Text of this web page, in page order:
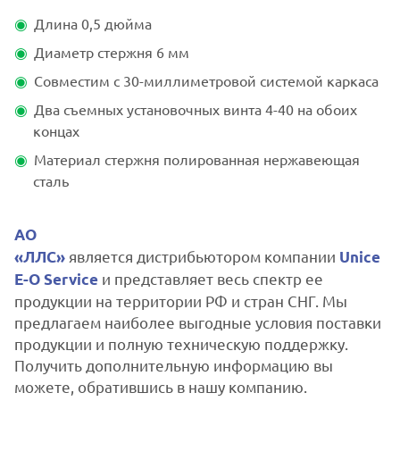
Длина 0,5 дюйма
Диаметр стержня 6 мм
Совместим с 30-миллиметровой системой каркаса
Два съемных установочных винта 4-40 на обоих
концах
Материал стержня полированная нержавеющая
сталь
АО
«ЛЛС» является дистрибьютором компании Unice
E-O Service и представляет весь спектр ее
продукции на территории РФ и стран СНГ. Мы
предлагаем наиболее выгодные условия поставки
продукции и полную техническую поддержку.
Получить дополнительную информацию вы
можете, обратившись в нашу компанию.